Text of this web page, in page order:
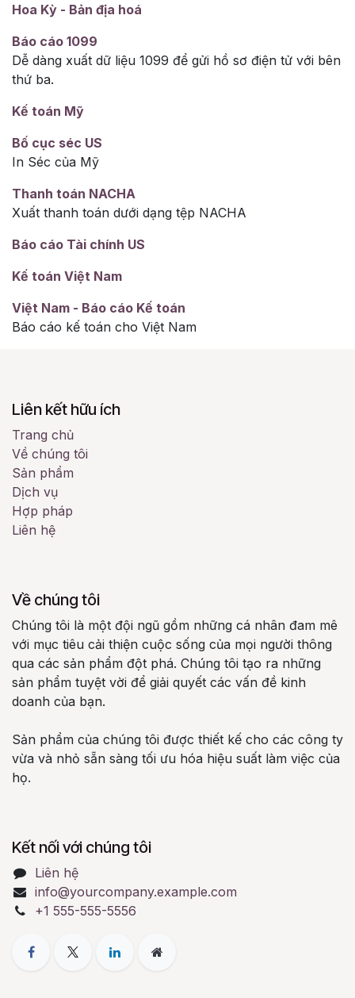
Hoa Kỳ - Bản địa hoá
Báo cáo 1099
Dễ dàng xuất dữ liệu 1099 để gửi hồ sơ điện tử với bên
thứ ba.
Kế toán Mỹ
Bố cục séc US
In Séc của Mỹ
Thanh toán NACHA
Xuất thanh toán dưới dạng tệp NACHA
Báo cáo Tài chính US
Kế toán Việt Nam
Việt Nam - Báo cáo Kế toán
Báo cáo kế toán cho Việt Nam
Liên kết hữu ích
Trang chủ
Về chúng tôi
Sản phẩm
Dịch vụ
Hợp pháp
Liên hệ
Về chúng tôi
Chúng tôi là một đội ngũ gồm những cá nhân đam mê
với mục tiêu cải thiện cuộc sống của mọi người thông
qua các sản phẩm đột phá. Chúng tôi tạo ra những
sản phẩm tuyệt vời để giải quyết các vấn đề kinh
doanh của bạn.
Sản phẩm của chúng tôi được thiết kế cho các công ty
vừa và nhỏ sẵn sàng tối ưu hóa hiệu suất làm việc của
họ.
Kết nối với chúng tôi
Liên hệ
info@yourcompany.example.com
+1 555-555-5556